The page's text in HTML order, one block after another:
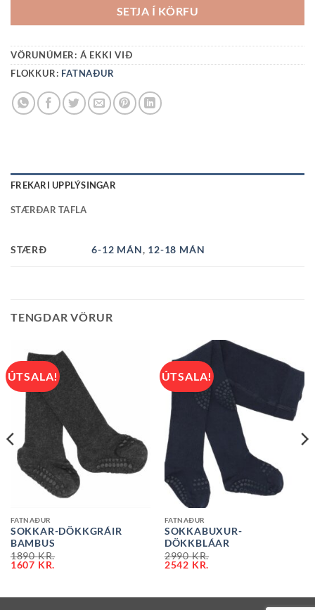
SETJA Í KÖRFU
VÖRUNÚMER: Á EKKI VIÐ
FLOKKUR: FATNAÐUR
FREKARI UPPLÝSINGAR
STÆRÐAR TAFLA
STÆRÐ 6-12 MÁN, 12-18 MÁN
TENGDAR VÖRUR
ÚTSALA!
FATNAÐUR
SOKKAR-DÖKKGRÁIR
BAMBUS
1890KR.
1607 KR.
ÚTSALA!
FATNAÐUR
SOKKABUXUR-
DÖKKBLÁAR
2990KR.
2542 KR.